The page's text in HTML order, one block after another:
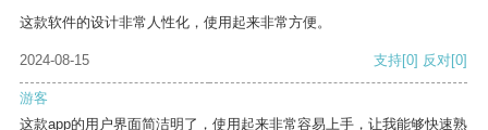
这款软件的设计非常人性化，使用起来非常方便。
2024-08-15 支持[0] 反对[0]
游客
这款app的用户界面简洁明了，使用起来非常容易上手，让我能够快速熟